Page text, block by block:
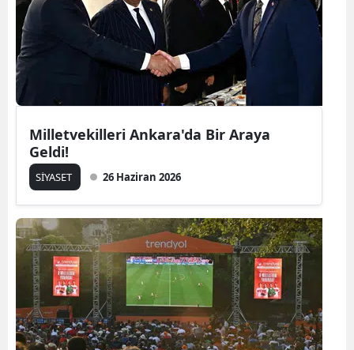
Milletvekilleri Ankara'da Bir Araya
Geldi!
SİYASET 26 Haziran 2026